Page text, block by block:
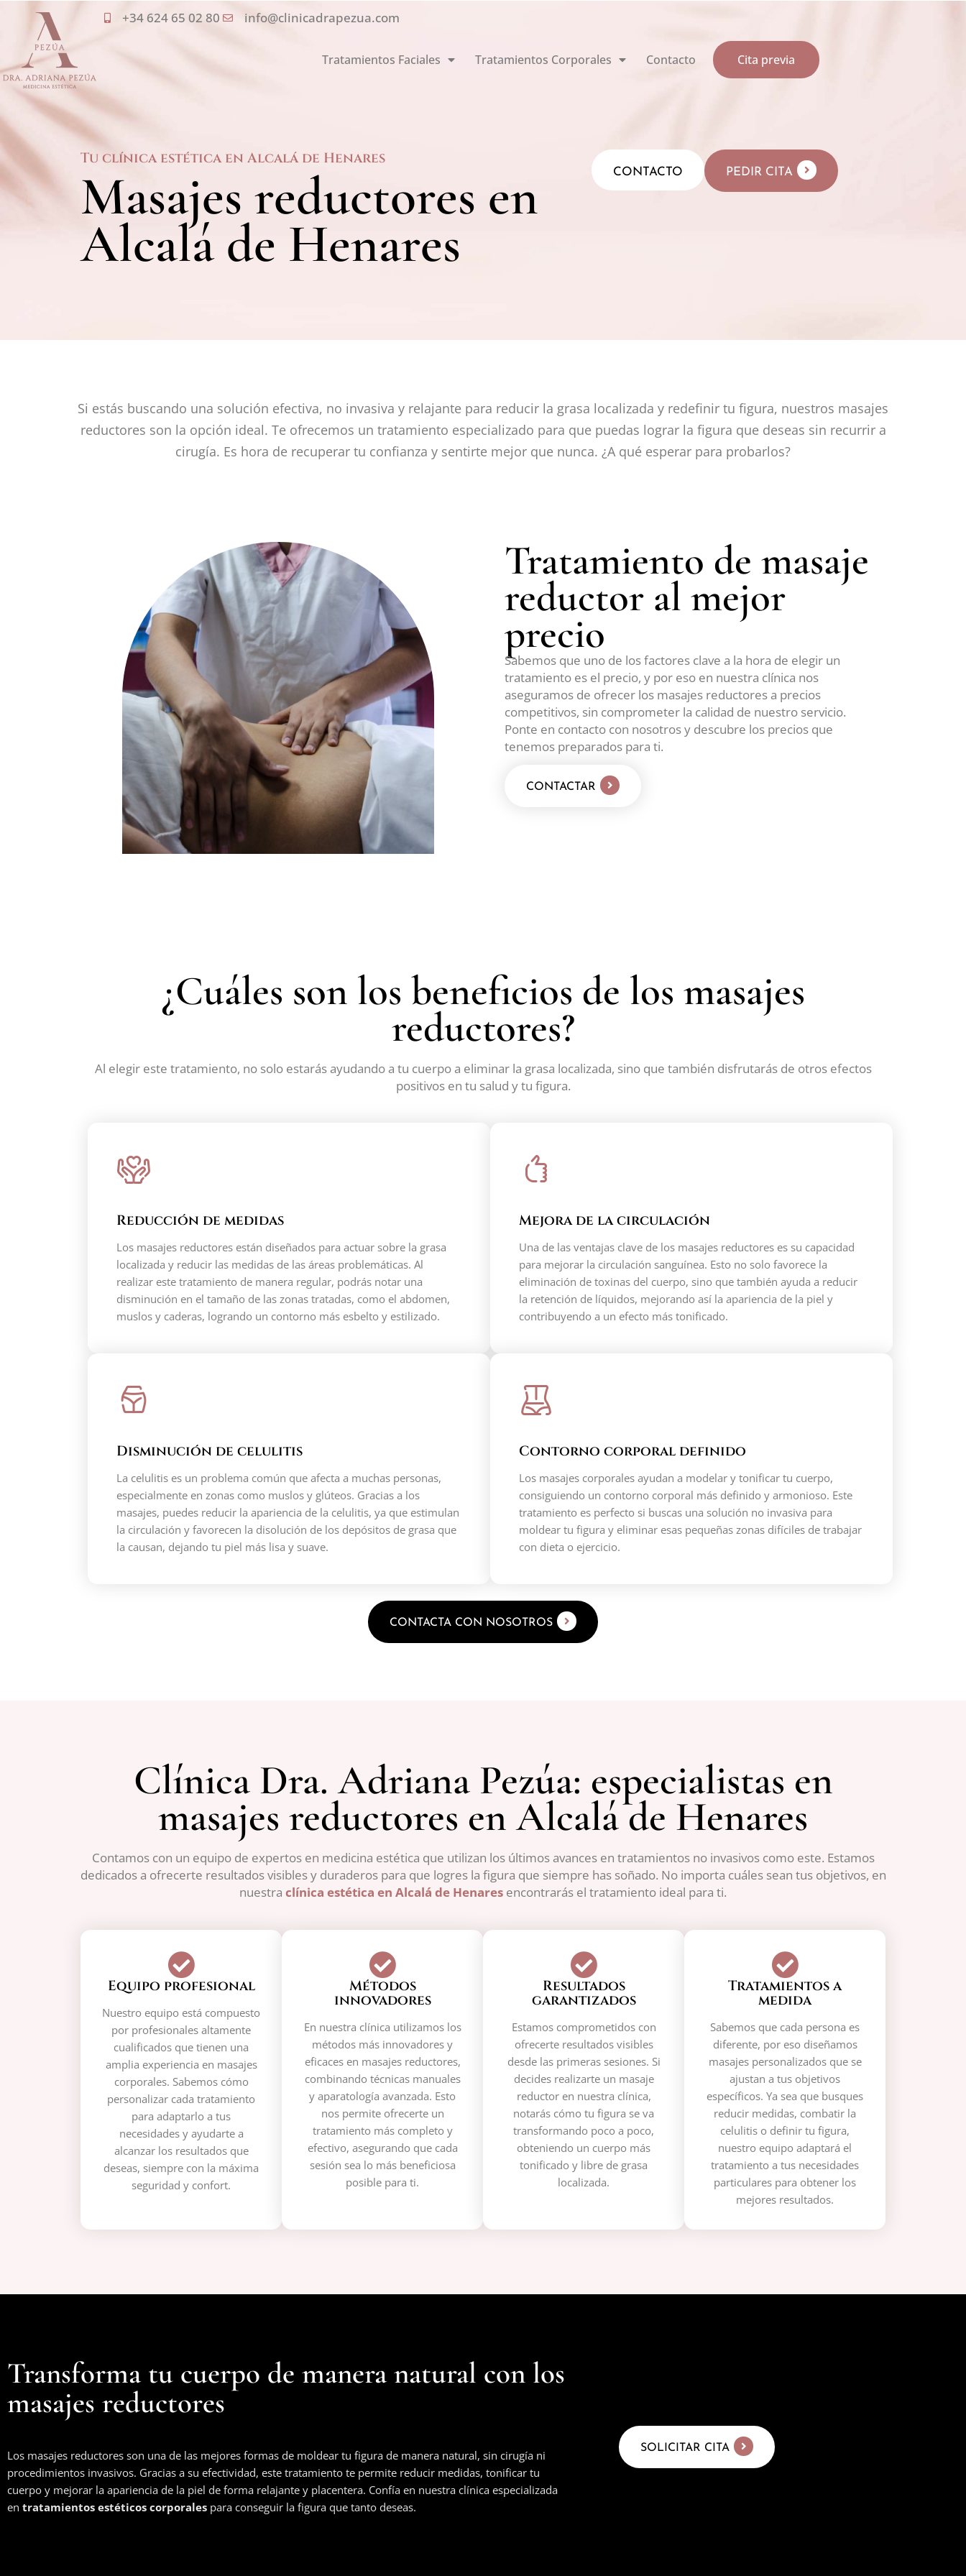
contenido
+34 624 65 02 80 info@clinicadrapezua.com
Tratamientos Faciales Tratamientos Corporales Contacto Cita previa
Tu clínica estética en Alcalá de Henares
Masajes reductores en
Alcalá de Henares
CONTACTO PEDIR CITA
Si estás buscando una solución efectiva, no invasiva y relajante para reducir la grasa localizada y redefinir tu figura, nuestros masajes
reductores son la opción ideal. Te ofrecemos un tratamiento especializado para que puedas lograr la figura que deseas sin recurrir a
cirugía. Es hora de recuperar tu confianza y sentirte mejor que nunca. ¿A qué esperar para probarlos?
Tratamiento de masaje
reductor al mejor
precio
Sabemos que uno de los factores clave a la hora de elegir un
tratamiento es el precio, y por eso en nuestra clínica nos
aseguramos de ofrecer los masajes reductores a precios
competitivos, sin comprometer la calidad de nuestro servicio.
Ponte en contacto con nosotros y descubre los precios que
tenemos preparados para ti.
CONTACTAR
¿Cuáles son los beneficios de los masajes
reductores?
Al elegir este tratamiento, no solo estarás ayudando a tu cuerpo a eliminar la grasa localizada, sino que también disfrutarás de otros efectos
positivos en tu salud y tu figura.
Reducción de medidas
Los masajes reductores están diseñados para actuar sobre la grasa
localizada y reducir las medidas de las áreas problemáticas. Al
realizar este tratamiento de manera regular, podrás notar una
disminución en el tamaño de las zonas tratadas, como el abdomen,
muslos y caderas, logrando un contorno más esbelto y estilizado.
Mejora de la circulación
Una de las ventajas clave de los masajes reductores es su capacidad
para mejorar la circulación sanguínea. Esto no solo favorece la
eliminación de toxinas del cuerpo, sino que también ayuda a reducir
la retención de líquidos, mejorando así la apariencia de la piel y
contribuyendo a un efecto más tonificado.
Disminución de celulitis
La celulitis es un problema común que afecta a muchas personas,
especialmente en zonas como muslos y glúteos. Gracias a los
masajes, puedes reducir la apariencia de la celulitis, ya que estimulan
la circulación y favorecen la disolución de los depósitos de grasa que
la causan, dejando tu piel más lisa y suave.
Contorno corporal definido
Los masajes corporales ayudan a modelar y tonificar tu cuerpo,
consiguiendo un contorno corporal más definido y armonioso. Este
tratamiento es perfecto si buscas una solución no invasiva para
moldear tu figura y eliminar esas pequeñas zonas difíciles de trabajar
con dieta o ejercicio.
CONTACTA CON NOSOTROS
Clínica Dra. Adriana Pezúa: especialistas en
masajes reductores en Alcalá de Henares
Contamos con un equipo de expertos en medicina estética que utilizan los últimos avances en tratamientos no invasivos como este. Estamos
dedicados a ofrecerte resultados visibles y duraderos para que logres la figura que siempre has soñado. No importa cuáles sean tus objetivos, en
nuestra clínica estética en Alcalá de Henares encontrarás el tratamiento ideal para ti.
Equipo profesional
Nuestro equipo está compuesto
por profesionales altamente
cualificados que tienen una
amplia experiencia en masajes
corporales. Sabemos cómo
personalizar cada tratamiento
para adaptarlo a tus
necesidades y ayudarte a
alcanzar los resultados que
deseas, siempre con la máxima
seguridad y confort.
Métodos
innovadores
En nuestra clínica utilizamos los
métodos más innovadores y
eficaces en masajes reductores,
combinando técnicas manuales
y aparatología avanzada. Esto
nos permite ofrecerte un
tratamiento más completo y
efectivo, asegurando que cada
sesión sea lo más beneficiosa
posible para ti.
Resultados
garantizados
Estamos comprometidos con
ofrecerte resultados visibles
desde las primeras sesiones. Si
decides realizarte un masaje
reductor en nuestra clínica,
notarás cómo tu figura se va
transformando poco a poco,
obteniendo un cuerpo más
tonificado y libre de grasa
localizada.
Tratamientos a
medida
Sabemos que cada persona es
diferente, por eso diseñamos
masajes personalizados que se
ajustan a tus objetivos
específicos. Ya sea que busques
reducir medidas, combatir la
celulitis o definir tu figura,
nuestro equipo adaptará el
tratamiento a tus necesidades
particulares para obtener los
mejores resultados.
Transforma tu cuerpo de manera natural con los
masajes reductores
Los masajes reductores son una de las mejores formas de moldear tu figura de manera natural, sin cirugía ni
procedimientos invasivos. Gracias a su efectividad, este tratamiento te permite reducir medidas, tonificar tu
cuerpo y mejorar la apariencia de la piel de forma relajante y placentera. Confía en nuestra clínica especializada
en tratamientos estéticos corporales para conseguir la figura que tanto deseas.
SOLICITAR CITA